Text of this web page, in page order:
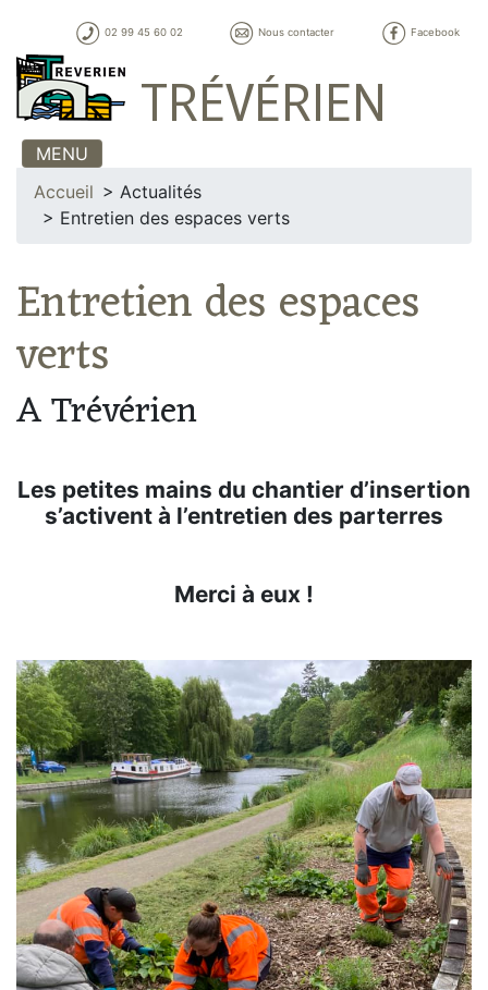
TRÉVÉRIEN
02 99 45 60 02 Nous contacter Facebook
MENU
Accueil
Actualités
Entretien des espaces verts
Entretien des espaces
verts
A Trévérien
Les petites mains du chantier d’insertion
s’activent à l’entretien des parterres
Merci à eux !